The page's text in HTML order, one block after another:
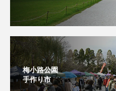
梅小路公園
手作り市